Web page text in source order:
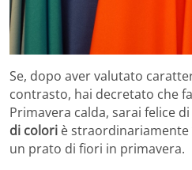
Se, dopo aver valutato
contrasto, hai decretato che
Primavera calda, sarai felice
di colori è straordinariamente
un prato di fiori in primavera.